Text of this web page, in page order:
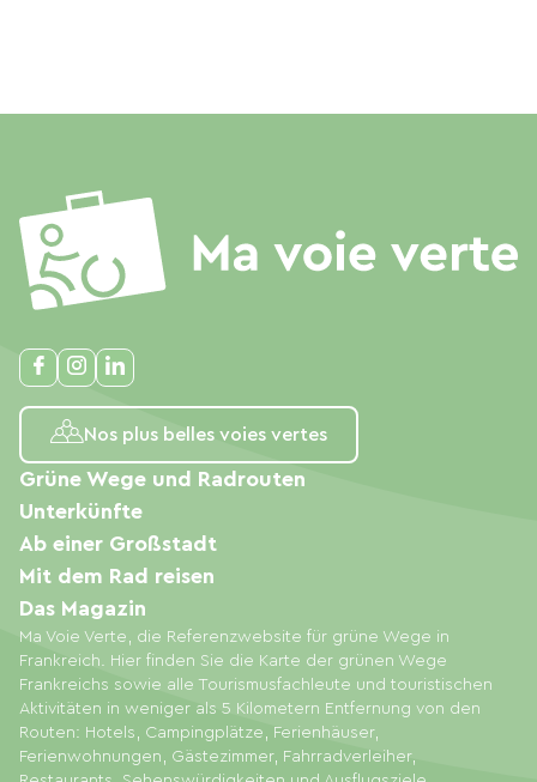
Nos plus belles voies vertes
Ma Voie Verte, die Referenzwebsite für grüne Wege in
Frankreich. Hier finden Sie die Karte der grünen Wege
Frankreichs sowie alle Tourismusfachleute und touristischen
Aktivitäten in weniger als 5 Kilometern Entfernung von den
Routen: Hotels, Campingplätze, Ferienhäuser,
Ferienwohnungen, Gästezimmer, Fahrradverleiher,
Grüne Wege und Radrouten
Unterkünfte
Ab einer Großstadt
Mit dem Rad reisen
Das Magazin